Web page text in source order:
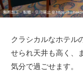
クラシカルなホテル
せられ天井も高く、
気分で過ごせます。